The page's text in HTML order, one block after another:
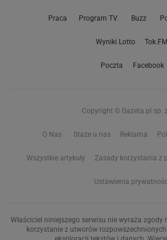
Praca Program TV Buzz
Wyniki Lotto Tok.FM
Poczta Facebook
Copyright © Gazeta.pl sp.
O Nas Staże u nas Reklama
Wszystkie artykuły Zasady korzystania z
Ustawienia
Właściciel niniejszego serwisu nie wyraża
korzystanie z utworów